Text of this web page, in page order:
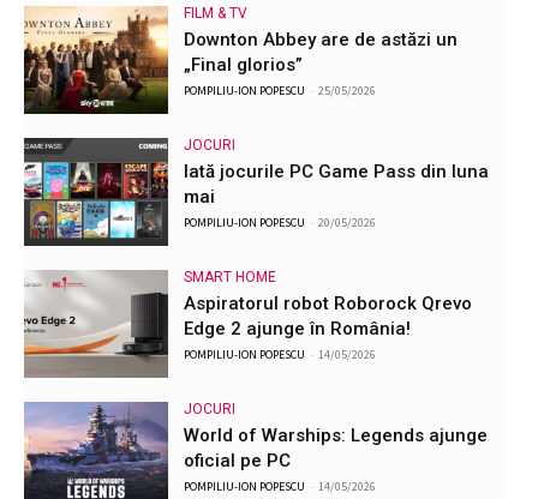
FILM & TV
Downton Abbey are de astăzi un
„Final glorios”
POMPILIU-ION POPESCU - 25/05/2026
JOCURI
Iată jocurile PC Game Pass din luna
mai
POMPILIU-ION POPESCU - 20/05/2026
SMART HOME
Aspiratorul robot Roborock Qrevo
Edge 2 ajunge în România!
POMPILIU-ION POPESCU - 14/05/2026
JOCURI
World of Warships: Legends ajunge
oficial pe PC
POMPILIU-ION POPESCU - 14/05/2026